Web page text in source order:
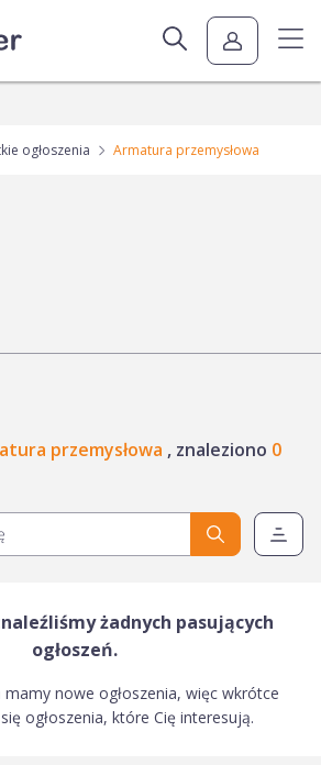
ogłoszenia Armatura przemysłowa
przemysłowa , znaleziono 0
żadnych pasujących
ogłoszeń.
mamy nowe ogłoszenia, więc wkrótce
ogłoszenia, które Cię interesują.